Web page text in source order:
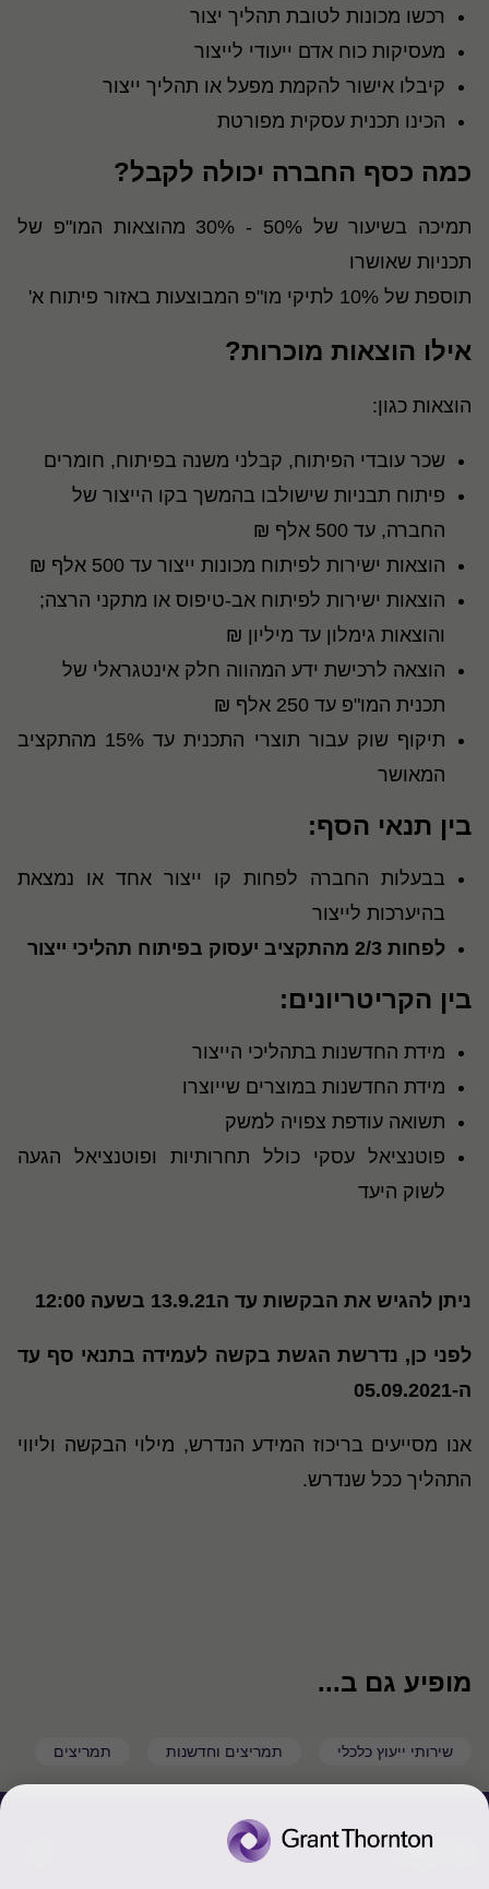
רכשו מכונות לטובת תהליך יצור
מעסיקות כוח אדם ייעודי לייצור
קיבלו אישור להקמת מפעל או תהליך ייצור
הכינו תכנית עסקית מפורטת
כמה כסף החברה יכולה לקבל?
תמיכה בשיעור של 50% - 30% מהוצאות המו"פ של
תכניות שאושרו
תוספת של 10% לתיקי מו"פ המבוצעות באזור פיתוח א'
אילו הוצאות מוכרות?
הוצאות כגון:
שכר עובדי הפיתוח, קבלני משנה בפיתוח, חומרים
פיתוח תבניות שישולבו בהמשך בקו הייצור של
החברה, עד 500 אלף ₪
הוצאות ישירות לפיתוח מכונות ייצור עד 500 אלף ₪
הוצאות ישירות לפיתוח אב-טיפוס או מתקני הרצה;
והוצאות גימלון עד מיליון ₪
הוצאה לרכישת ידע המהווה חלק אינטגראלי של
תכנית המו"פ עד 250 אלף ₪
תיקוף שוק עבור תוצרי התכנית עד 15% מהתקציב
המאושר
בין תנאי הסף:
בבעלות החברה לפחות קו ייצור אחד או נמצאת
בהיערכות לייצור
לפחות 2/3 מהתקציב יעסוק בפיתוח תהליכי ייצור
בין הקריטריונים:
מידת החדשנות בתהליכי הייצור
מידת החדשנות במוצרים שייוצרו
תשואה עודפת צפויה למשק
פוטנציאל עסקי כולל תחרותיות ופוטנציאל הגעה
לשוק היעד
ניתן להגיש את הבקשות עד ה13.9.21 בשעה 12:00
לפני כן, נדרשת הגשת בקשה לעמידה בתנאי סף עד
ה-05.09.2021
אנו מסייעים בריכוז המידע הנדרש, מילוי הבקשה וליווי
התהליך ככל שנדרש.
מופיע גם ב...
שירותי ייעוץ כלכלי תמריצים וחדשנות תמריצים
צור קשר